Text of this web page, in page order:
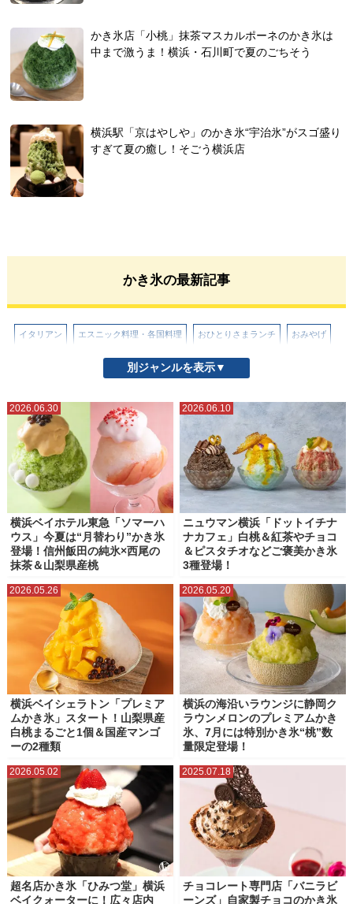
かき氷店「小桃」抹茶マスカルポーネのかき氷は
中まで激うま！横浜・石川町で夏のごちそう
横浜駅「京はやしや」のかき氷“宇治氷”がスゴ盛り
すぎて夏の癒し！そごう横浜店
かき氷の最新記事
イタリアン エスニック料理・各国料理 おひとりさまランチ おみやげ
お取り寄せグルメ・スイーツ かき氷 カフェ
パンケーキ ハンバーガー パン屋・パン情報
ホテルアフタヌーンティー ホテルブッフェ ラーメン・つけ麺
ラーメン（横浜市内） ラーメン（横浜市外・県内）
中華料理・中国料理 和食
工場直売所・アウトレット商品 朝食・モーニング 洋食 海鮮・寿司
焼き肉・ステーキ・肉食 電源カフェ・コワーキングスペース
別ジャンルを表示▼
2026.06.30
横浜ベイホテル東急「ソマーハ
ウス」今夏は“月替わり”かき氷
登場！信州飯田の純氷×西尾の
抹茶＆山梨県産桃
2026.06.10
ニュウマン横浜「ドットイチナ
ナカフェ」白桃＆紅茶やチョコ
＆ピスタチオなどご褒美かき氷
3種登場！
2026.05.26
横浜ベイシェラトン「プレミア
ムかき氷」スタート！山梨県産
白桃まるごと1個＆国産マンゴ
ーの2種類
2026.05.20
横浜の海沿いラウンジに静岡ク
ラウンメロンのプレミアムかき
氷、7月には特別かき氷“桃”数
量限定登場！
2026.05.02
超名店かき氷「ひみつ堂」横浜
ベイクォーターに！広々店内
2025.07.18
チョコレート専門店「バニラビ
ーンズ」自家製チョコのかき氷